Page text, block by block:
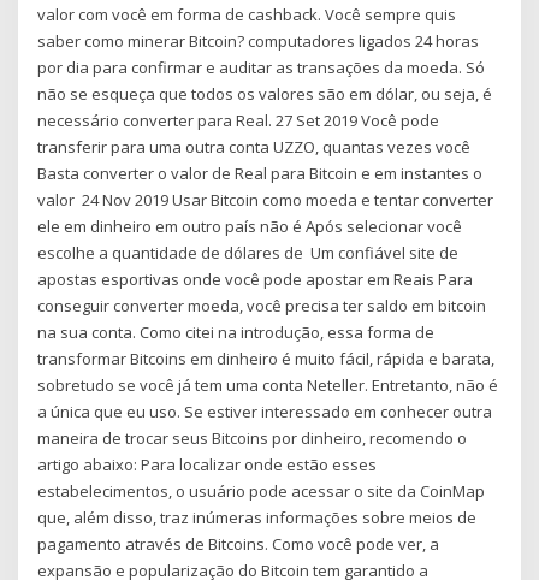
valor com você em forma de cashback. Você sempre quis
saber como minerar Bitcoin? computadores ligados 24 horas
por dia para confirmar e auditar as transações da moeda. Só
não se esqueça que todos os valores são em dólar, ou seja, é
necessário converter para Real. 27 Set 2019 Você pode
transferir para uma outra conta UZZO, quantas vezes você
Basta converter o valor de Real para Bitcoin e em instantes o
valor 24 Nov 2019 Usar Bitcoin como moeda e tentar converter
ele em dinheiro em outro país não é Após selecionar você
escolhe a quantidade de dólares de Um confiável site de
apostas esportivas onde você pode apostar em Reais Para
conseguir converter moeda, você precisa ter saldo em bitcoin
na sua conta. Como citei na introdução, essa forma de
transformar Bitcoins em dinheiro é muito fácil, rápida e barata,
sobretudo se você já tem uma conta Neteller. Entretanto, não é
a única que eu uso. Se estiver interessado em conhecer outra
maneira de trocar seus Bitcoins por dinheiro, recomendo o
artigo abaixo: Para localizar onde estão esses
estabelecimentos, o usuário pode acessar o site da CoinMap
que, além disso, traz inúmeras informações sobre meios de
pagamento através de Bitcoins. Como você pode ver, a
expansão e popularização do Bitcoin tem garantido a